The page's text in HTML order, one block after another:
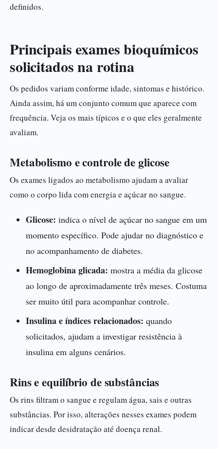
definidos.
Principais exames bioquímicos
solicitados na rotina
Os pedidos variam conforme idade, sintomas e histórico.
Ainda assim, há um conjunto comum que aparece com
frequência. Veja os mais típicos e o que eles geralmente
avaliam.
Metabolismo e controle de glicose
Os exames ligados ao metabolismo ajudam a avaliar
como o corpo lida com energia e açúcar no sangue.
Glicose: indica o nível de açúcar no sangue em um
momento específico. Pode ajudar no diagnóstico e
no acompanhamento de diabetes.
Hemoglobina glicada: mostra a média da glicose
ao longo de aproximadamente três meses. Costuma
ser muito útil para acompanhar controle.
Insulina e índices relacionados: quando
solicitados, ajudam a investigar resistência à
insulina em alguns cenários.
Rins e equilíbrio de substâncias
Os rins filtram o sangue e regulam água, sais e outras
substâncias. Por isso, alterações nesses exames podem
indicar desde desidratação até doença renal.